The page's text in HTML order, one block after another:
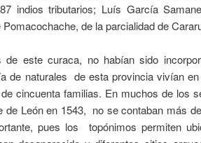
indios tributarios; Luís García
de la parcialidad de
de este curaca, no habían sido
de naturales de esta provincia vivían
cincuenta familias. En muchos de los
de León en 1543, no se contaban más
pues los
topónimos permiten